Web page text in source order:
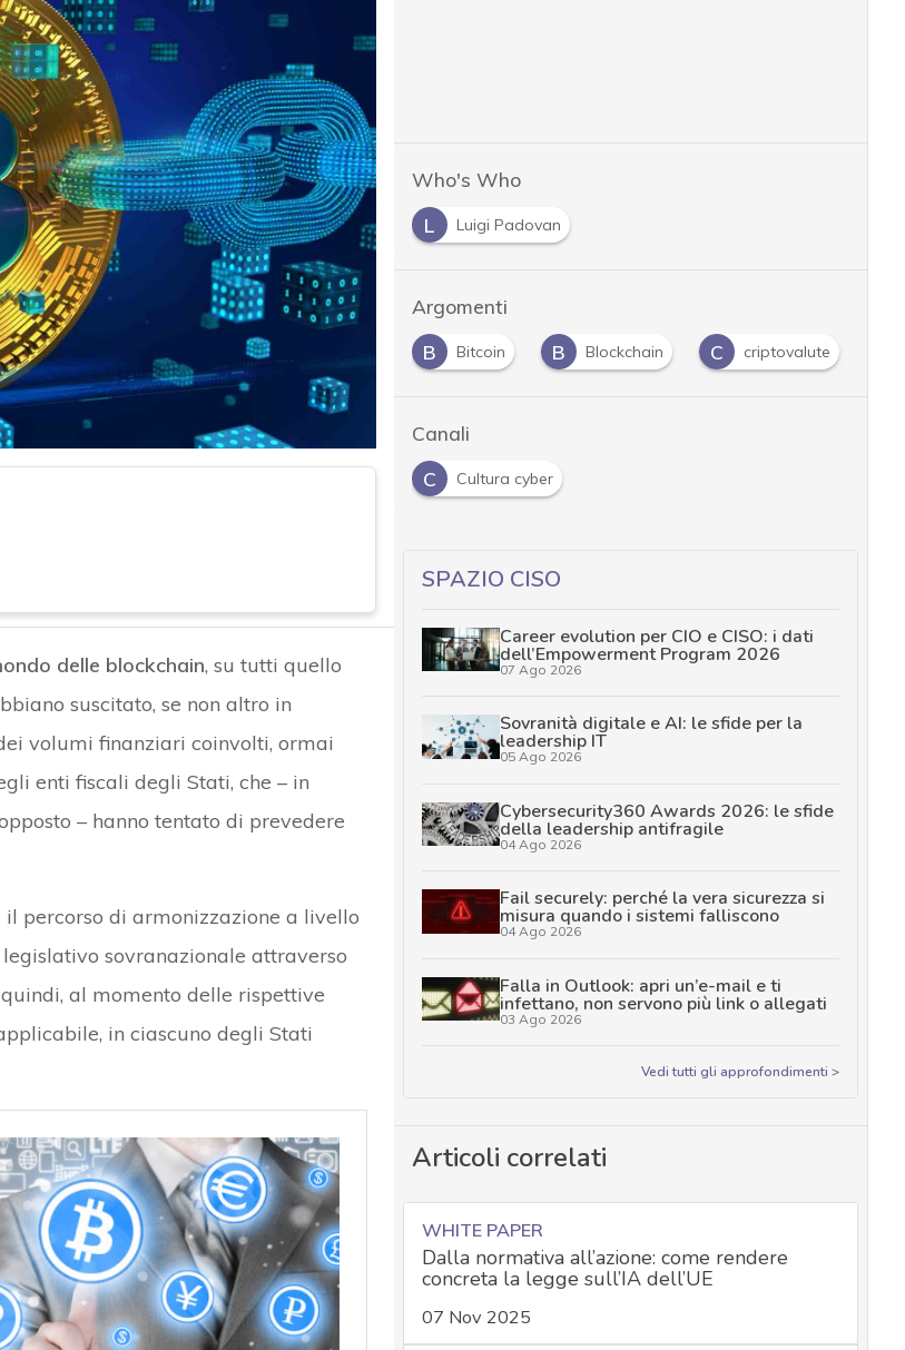
delle blockchain, su tutti quello
suscitato, se non altro in
volumi finanziari coinvolti, ormai
enti fiscali degli Stati, che – in
– hanno tentato di prevedere
percorso di armonizzazione a livello
sovranazionale attraverso
al momento delle rispettive
in ciascuno degli Stati
Who's Who
L
Luigi Padovan
Argomenti
A
B Bitcoin B Blockchain C criptovalute
Canali
C
Cultura cyber
SPAZIO CISO
Career evolution per CIO e CISO: i dati
dell’Empowerment Program 2026
07 Ago 2026
Sovranità digitale e AI: le sfide per la
leadership IT
05 Ago 2026
Cybersecurity360 Awards 2026: le sfide
della leadership antifragile
04 Ago 2026
Fail securely: perché la vera sicurezza si
misura quando i sistemi falliscono
04 Ago 2026
Falla in Outlook: apri un’e-mail e ti
infettano, non servono più link o allegati
03 Ago 2026
Vedi tutti gli approfondimenti >
Articoli correlati
WHITE PAPER
Dalla normativa all’azione: come rendere
concreta la legge sull’IA dell’UE
07 Nov 2025